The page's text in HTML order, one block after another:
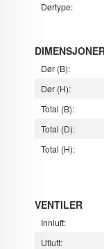
Dørtype:
Dør (B):
Dør (H):
Total (B):
Total (D):
Total (H):
VENTILER
Innluft:
Utluft: